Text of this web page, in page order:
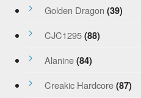
Golden Dragon (39)
CJC1295 (88)
Alanine (84)
Creakic Hardcore (87)